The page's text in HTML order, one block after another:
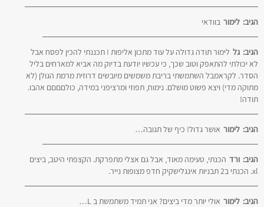
לימור הגיב: בוודאי
גל הגיב:
לימור תודה גדולה על עוד מתכון אליפות ! תכננתי להכין לפסח אבל
לא יכולתי להתאפק וטוב שכך, כי עכשיו יודעת בדיוק מה אביא למארחים בליל
הסדר. לקראמבל השתמשתי בריבת משמשים מיובשים דרוזית מרמת הגולן (לא
מתוקה מדי) ויצא פשוט מושלם. נימוח, תפוזי ומרציפני במידה, כולםםםם אהבו.
תודה!
לימור הגיב: אושר גדול! כיף של תגובה…
ורד הגיב:
הכנתי, טעימה מאוד, אבל גם אצלי מתפרקת. הקצפתי היטב, ביצים
xl. הכנתי ב2 תבניות אינגלישקיק חדפ מצופות נייר.
לימור הגיב: אולי יותר מדי ביצים? אני תמיד משתמשת ב L…